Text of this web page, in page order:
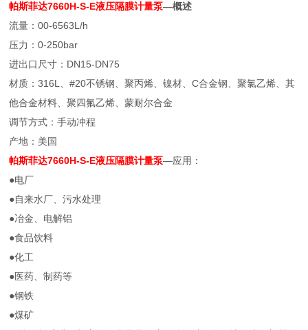
帕斯菲达7660H-S-E液压隔膜计量泵—概述
流量：00-6563L/h
压力：0-250bar
进出口尺寸：DN15-DN75
材质：316L、#20不锈钢、聚丙烯、镍材、C合金钢、聚氯乙烯、其
他合金材料、聚四氟乙烯、蒙耐尔合金
调节方式：手动冲程
产地：美国
帕斯菲达7660H-S-E液压隔膜计量泵—应用：
●电厂
●自来水厂、污水处理
●冶金、电解铝
●食品饮料
●化工
●医药、制药等
●钢铁
●煤矿